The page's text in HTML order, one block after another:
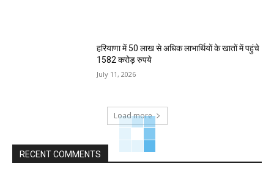
हरियाणा में 50 लाख से अधिक लाभार्थियों के खातों में पहुंचे
1582 करोड़ रुपये
July 11, 2026
Load more
RECENT COMMENTS